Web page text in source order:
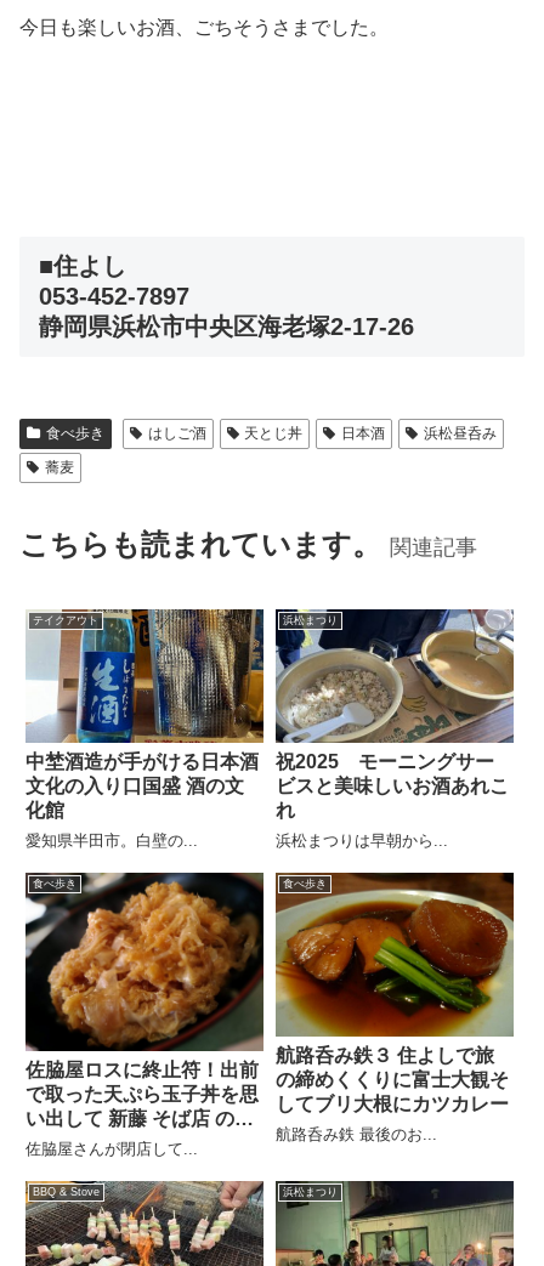
今日も楽しいお酒、ごちそうさまでした。
■住よし
053-452-7897
静岡県浜松市中央区海老塚2-17-26
食べ歩き はしご酒 天とじ丼 日本酒
浜松昼呑み
蕎麦
こちらも読まれています。 関連記事
テイクアウト
中埜酒造が手がける日本酒
文化の入り口国盛 酒の文
化館
愛知県半田市。白壁の...
浜松まつり
祝2025 モーニングサー
ビスと美味しいお酒あれこ
れ
浜松まつりは早朝から...
食べ歩き
佐脇屋ロスに終止符！出前
で取った天ぷら玉子丼を思
い出して 新藤 そば店 の天
玉丼
佐脇屋さんが閉店して...
食べ歩き
航路呑み鉄３ 住よしで旅
の締めくくりに富士大観そ
してブリ大根にカツカレー
航路呑み鉄 最後のお...
BBQ & Stove 浜松まつり